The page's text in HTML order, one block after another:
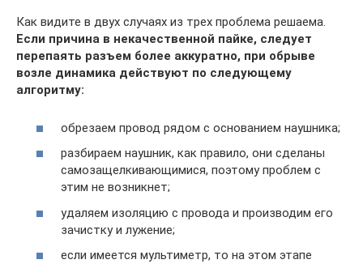
Как видите в двух случаях из трех проблема решаема.
Если причина в некачественной пайке, следует
перепаять разъем более аккуратно, при обрыве
возле динамика действуют по следующему
алгоритму:
обрезаем провод рядом с основанием наушника;
разбираем наушник, как правило, они сделаны
самозащелкивающимися, поэтому проблем с
этим не возникнет;
удаляем изоляцию с провода и производим его
зачистку и лужение;
если имеется мультиметр, то на этом этапе